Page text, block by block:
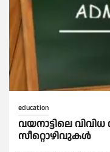
education
വയനാട്ടിലെ
സീറ്റൊഴിവുകൾ